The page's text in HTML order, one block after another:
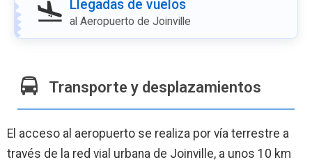
Llegadas de vuelos
al Aeropuerto de Joinville
Transporte y desplazamientos
El acceso al aeropuerto se realiza por vía terrestre a
través de la red vial urbana de Joinville, a unos 10 km